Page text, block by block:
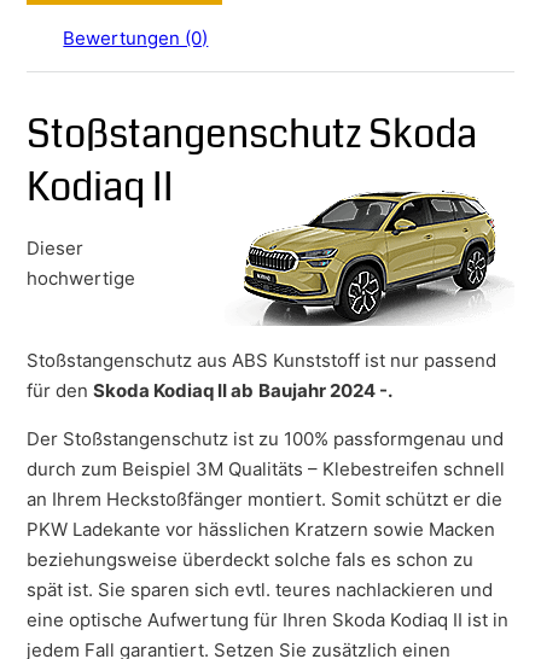
Bewertungen (0)
Stoßstangenschutz Skoda
Kodiaq II
Dieser
hochwertige
Stoßstangenschutz aus ABS Kunststoff ist nur passend
für denSkoda Kodiaq II ab Baujahr 2024 -.
Der Stoßstangenschutz ist zu 100% passformgenau und
durch zum Beispiel 3M Qualitäts – Klebestreifen schnell
an Ihrem Heckstoßfänger montiert. Somit schützt er die
PKW Ladekante vor hässlichen Kratzern sowie Macken
beziehungsweise überdeckt solche fals es schon zu
spät ist. Sie sparen sich evtl. teures nachlackieren und
eine optische Aufwertung für Ihren Skoda Kodiaq II ist in
jedem Fall garantiert. Setzen Sie zusätzlich einen